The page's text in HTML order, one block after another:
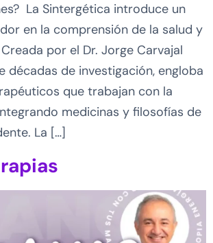
La Sintergética introduce un
en la comprensión de la salud y
por el Dr. Jorge Carvajal
décadas de investigación, engloba
que trabajan con la
medicinas y filosofías de
La […]